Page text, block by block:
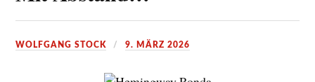
WOLFGANG STOCK 9. MÄRZ 2026